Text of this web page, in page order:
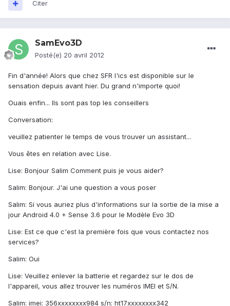
Citer
SamEvo3D
Posté(e) 20 avril 2012
Fin d'année! Alors que chez SFR l'ics est disponible sur le
sensation depuis avant hier. Du grand n'importe quoi!
Ouais enfin... Ils sont pas top les conseillers
Conversation:
veuillez patienter le temps de vous trouver un assistant...
Vous êtes en relation avec Lise.
Lise: Bonjour Salim Comment puis je vous aider?
Salim: Bonjour. J'ai une question a vous poser
Salim: Si vous auriez plus d'informations sur la sortie de la mise a
jour Android 4.0 + Sense 3.6 pour le Modèle Evo 3D
Lise: Est ce que c'est la première fois que vous contactez nos
services?
Salim: Oui
Lise: Veuillez enlever la batterie et regardez sur le dos de
l'appareil, vous allez trouver les numéros IMEI et S/N.
Salim: imei: 356xxxxxxxx984 s/n: ht17xxxxxxxx342